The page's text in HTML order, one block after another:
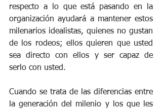
respecto a lo que está pasando en la
organización ayudará a mantener estos
milenarios idealistas, quienes no gustan
de los rodeos; ellos quieren que usted
sea directo con ellos y ser capaz de
serlo con usted.
Cuando se trata de las diferencias entre
la generación del milenio y los que les